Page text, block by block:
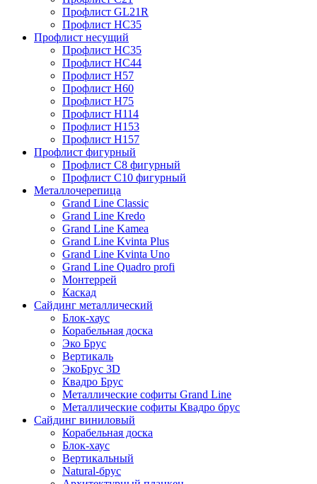
Профлист GL21R
Профлист НС35
Профлист несущий
Профлист НС35
Профлист НС44
Профлист Н57
Профлист Н60
Профлист Н75
Профлист Н114
Профлист Н153
Профлист Н157
Профлист фигурный
Профлист С8 фигурный
Профлист С10 фигурный
Металлочерепица
Grand Line Classic
Grand Line Kredo
Grand Line Kamea
Grand Line Kvinta Plus
Grand Line Kvinta Uno
Grand Line Quadro profi
Монтеррей
Каскад
Сайдинг металлический
Блок-хаус
Корабельная доска
Эко Брус
Вертикаль
ЭкоБрус 3D
Квадро Брус
Металлические софиты Grand Line
Металлические софиты Квадро брус
Сайдинг виниловый
Корабельная доска
Блок-хаус
Вертикальный
Natural-брус